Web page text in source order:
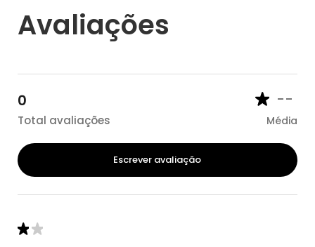
Avaliações
0
Total avaliações
--
Média
Escrever avaliação